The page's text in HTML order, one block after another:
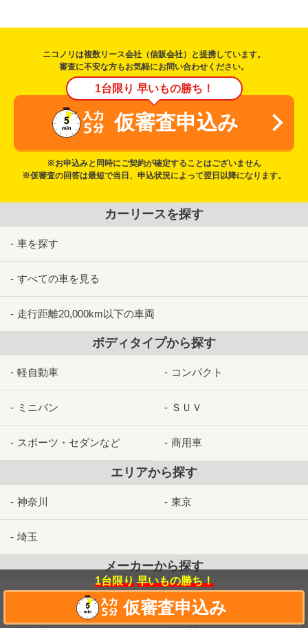
ニコノリは複数リース会社（信販会社）と提携しています。
審査に不安な方もお気軽にお問い合わせください。
1台限り 早いもの勝ち！
仮審査申込み
※お申込みと同時にご契約が確定することはございません
※仮審査の回答は最短で当日、申込状況によって翌日以降になります。
1台限り 早いもの勝ち！
仮審査申込み
カーリースを探す
車を探す
すべての車を見る
走行距離20,000km以下の車両
ボディタイプから探す
軽自動車 コンパクト
ミニバン ＳＵＶ
スポーツ・セダンなど 商用車
エリアから探す
神奈川 東京
埼玉
メーカーから探す
トヨタ 日産